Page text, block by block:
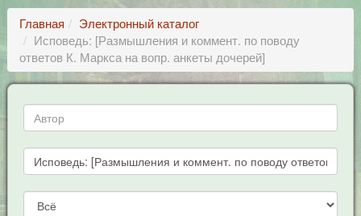
Главная
Электронный каталог
Исповедь: [Размышления и коммент. по поводу
ответов К. Маркса на вопр. анкеты дочерей]